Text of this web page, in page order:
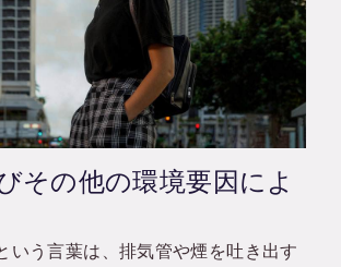
その他の環境要因によ
いう言葉は、排気管や煙を吐き出す